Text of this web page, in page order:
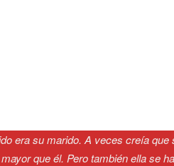
era su marido. A veces creía
que él. Pero también ella se